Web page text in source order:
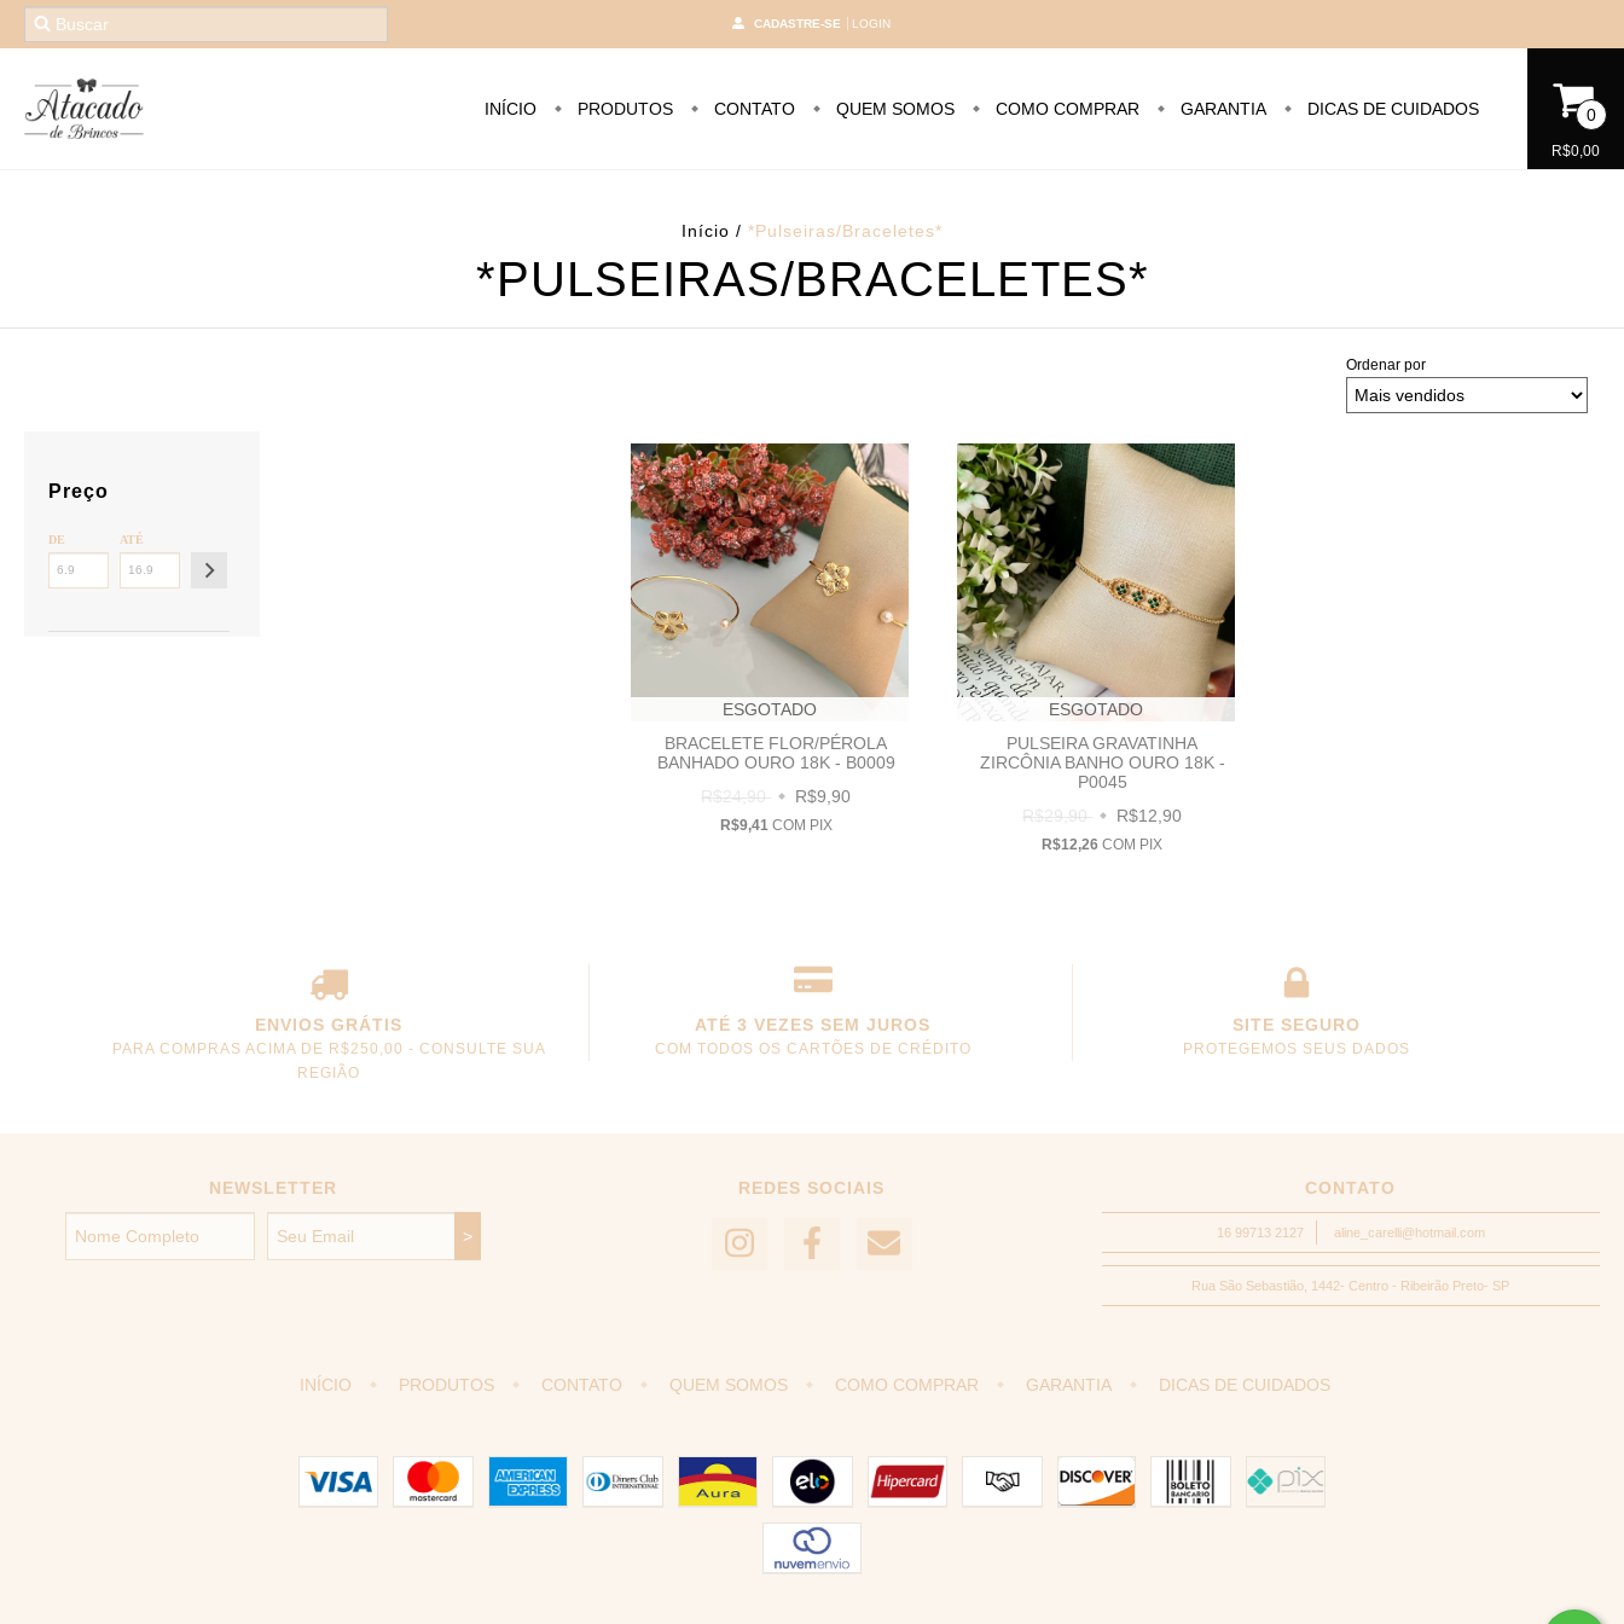
CADASTRE-SE LOGIN
INÍCIO PRODUTOS CONTATO QUEM SOMOS COMO COMPRAR GARANTIA DICAS DE CUIDADOS 0
R$0,00
Início / *Pulseiras/Braceletes*
*PULSEIRAS/BRACELETES*
Ordenar por
Preço
DE ATÉ
ESGOTADO
BRACELETE FLOR/PÉROLA
BANHADO OURO 18K - B0009
R$24,90
R$9,90
R$9,41 COM PIX
ESGOTADO
PULSEIRA GRAVATINHA
ZIRCÔNIA BANHO OURO 18K -
P0045
R$29,90
R$12,90
R$12,26COM PIX
ENVIOS GRÁTIS
PARA COMPRAS ACIMA DE R$250,00 - CONSULTE SUA
REGIÃO
ATÉ 3 VEZES SEM JUROS
COM TODOS OS CARTÕES DE CRÉDITO
SITE SEGURO
PROTEGEMOS SEUS DADOS
NEWSLETTER REDES SOCIAIS CONTATO
16 99713 2127 aline_carelli@hotmail.com
Rua São Sebastião, 1442- Centro - Ribeirão Preto- SP
INÍCIO PRODUTOS CONTATO QUEM SOMOS COMO COMPRAR GARANTIA DICAS DE CUIDADOS